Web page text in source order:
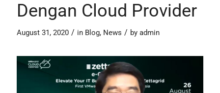
Dengan Cloud Provider
August 31, 2020 / in Blog, News / by admin